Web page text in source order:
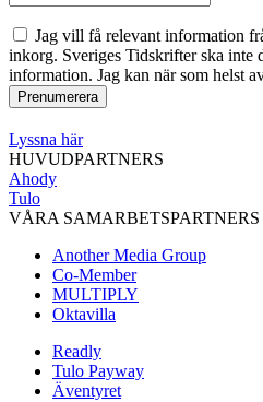
Jag vill få relevant information
inkorg. Sveriges Tidskrifter ska inte
information. Jag kan när som helst
Lyssna här
HUVUDPARTNERS
Ahody
Tulo
VÅRA SAMARBETSPARTNERS
Another Media Group
Co-Member
MULTIPLY
Oktavilla
Readly
Tulo Payway
Äventyret